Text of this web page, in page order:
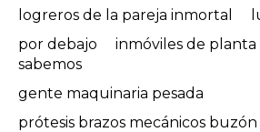
logreros de la pareja inmortal
por debajo inmóviles de
sabemos
gente maquinaria pesada
prótesis brazos mecánicos